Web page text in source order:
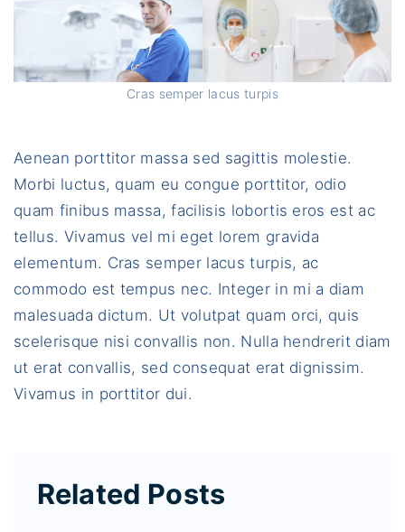
Cras semper lacus turpis
Aenean porttitor massa sed sagittis molestie.
Morbi luctus, quam eu congue porttitor, odio
quam finibus massa, facilisis lobortis eros est ac
tellus. Vivamus vel mi eget lorem gravida
elementum. Cras semper lacus turpis, ac
commodo est tempus nec. Integer in mi a diam
malesuada dictum. Ut volutpat quam orci, quis
scelerisque nisi convallis non. Nulla hendrerit diam
ut erat convallis, sed consequat erat dignissim.
Vivamus in porttitor dui.
Related Posts